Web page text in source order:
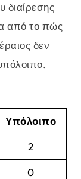
διαίρεσης
από το πώς
δεν
Υπόλοιπο
2
0